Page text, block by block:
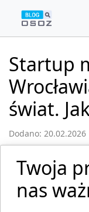
Startup
świat.
Dodano: 20.02.2026
Twoja
nas